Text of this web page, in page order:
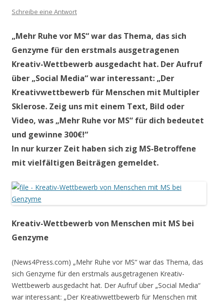
Schreibe eine Antwort
„Mehr Ruhe vor MS“ war das Thema, das sich
Genzyme für den erstmals ausgetragenen
Kreativ-Wettbewerb ausgedacht hat. Der Aufruf
über „Social Media“ war interessant: „Der
Kreativwettbewerb für Menschen mit Multipler
Sklerose. Zeig uns mit einem Text, Bild oder
Video, was „Mehr Ruhe vor MS“ für dich bedeutet
und gewinne 300€!“
In nur kurzer Zeit haben sich zig MS-Betroffene
mit vielfältigen Beiträgen gemeldet.
Kreativ-Wettbewerb von Menschen mit MS bei
Genzyme
(News4Press.com) „Mehr Ruhe vor MS“ war das Thema, das
sich Genzyme für den erstmals ausgetragenen Kreativ-
Wettbewerb ausgedacht hat. Der Aufruf über „Social Media“
war interessant: „Der Kreativwettbewerb für Menschen mit